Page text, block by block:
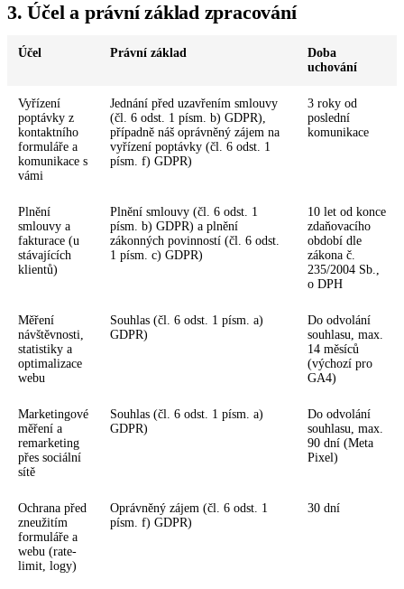
3. Účel a právní základ zpracování
Účel Právní základ
Doba
uchování
Vyřízení
poptávky z
kontaktního
formuláře a
komunikace s
vámi
Jednání před uzavřením smlouvy
(čl. 6 odst. 1 písm. b) GDPR),
případně náš oprávněný zájem na
vyřízení poptávky (čl. 6 odst. 1
písm. f) GDPR)
3 roky od
poslední
komunikace
Plnění
smlouvy a
fakturace (u
stávajících
klientů)
Plnění smlouvy (čl. 6 odst. 1
písm. b) GDPR) a plnění
zákonných povinností (čl. 6 odst.
1 písm. c) GDPR)
10 let od konce
zdaňovacího
období dle
zákona č.
235/2004 Sb.,
o DPH
Měření
návštěvnosti,
statistiky a
optimalizace
webu
Souhlas (čl. 6 odst. 1 písm. a)
GDPR)
Do odvolání
souhlasu, max.
14 měsíců
(výchozí pro
GA4)
Marketingové
měření a
remarketing
přes sociální
sítě
Souhlas (čl. 6 odst. 1 písm. a)
GDPR)
Do odvolání
souhlasu, max.
90 dní (Meta
Pixel)
Ochrana před
zneužitím
formuláře a
webu (rate-
limit, logy)
Oprávněný zájem (čl. 6 odst. 1
písm. f) GDPR)
30 dní